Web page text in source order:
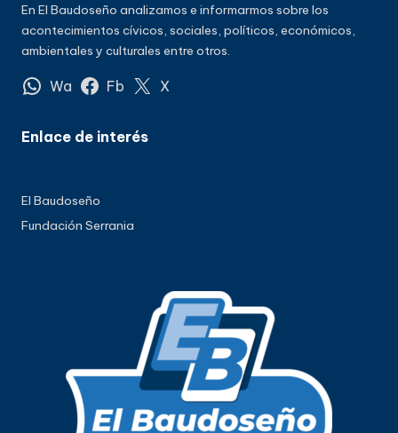
En El Baudoseño analizamos e informarmos sobre los
acontecimientos cívicos, sociales, políticos, económicos,
ambientales y culturales entre otros.
Wa Fb X
Enlace de interés
El Baudoseño
Fundación Serrania